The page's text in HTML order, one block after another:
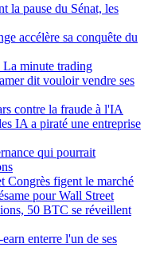
la pause du Sénat, les
accélère sa conquête du
La minute trading
dit vouloir vendre ses
contre la fraude à l'IA
IA a piraté une entreprise
qui pourrait
Congrès figent le marché
pour Wall Street
50 BTC se réveillent
enterre l'un de ses